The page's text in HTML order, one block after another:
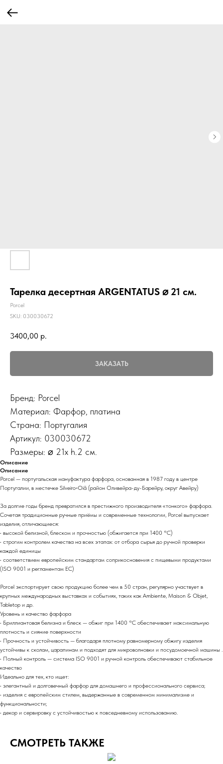
Тарелка десертная ARGENTATUS ⌀ 21 см.
Porcel
SKU: 030030672
3400,00 р.
ЗАКАЗАТЬ
Бренд: Porcel
Материал: Фарфор, платина
Страна: Португалия
Артикул: 030030672
Размеры: ⌀ 21x h.2 см.
Описание
Описание
Porcel — португальская мануфактура фарфора, основанная в 1987 году в центре
Португалии, в местечке Silveiro‑Oiã (район Оливейра-ду-Барейру, округ Авейру)
За долгие годы бренд превратился в престижного производителя «тонкого» фарфора.
Сочетая традиционные ручные приёмы и современные технологии, Porcel выпускает
изделия, отличающиеся:
• высокой белизной, блеском и прочностью (обжигается при 1400 °C)
• строгим контролем качества на всех этапах: от отбора сырья до ручной проверки
каждой единицы
• соответствием европейским стандартам соприкосновения с пищевыми продуктами
(ISO 9001 и регламентам ЕС)
Porcel экспортирует свою продукцию более чем в 50 стран, регулярно участвует в
крупных международных выставках и событиях, таких как Ambiente, Maison & Objet,
Tabletop и др.
Уровень и качество фарфора
• Бриллиантовая белизна и блеск — обжиг при 1400 °C обеспечивает максимальную
плотность и сияние поверхности
• Прочность и устойчивость — благодаря плотному равномерному обжигу изделия
устойчивы к сколам, царапинам и подходят для микроволновки и посудомоечной машины .
• Полный контроль — система ISO 9001 и ручной контроль обеспечивают стабильное
качество
Идеально для тех, кто ищет:
• элегантный и долговечный фарфор для домашнего и профессионального сервиса;
• изделия с европейским стилем, выдержанные в современном минимализме и
функциональности;
• декор и сервировку с устойчивостью к повседневному использованию.
СМОТРЕТЬ ТАКЖЕ